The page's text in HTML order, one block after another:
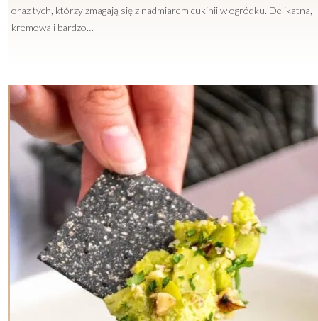
oraz tych, którzy zmagają się z nadmiarem cukinii w ogródku. Delikatna,
kremowa i bardzo…